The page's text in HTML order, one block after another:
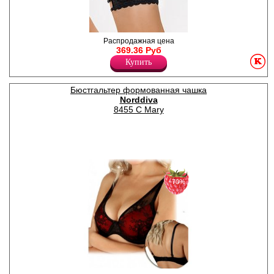
Бюстгальтер классической
формы из эластичной сетки,
мягкие чашки на косточках.
Кружевной пояс и стан на
три регулируемые бретели.
Dimanche lingerie – бренд с
мировым именем, который
занимает лидирующие
позиции среди бельевых
выполнена из эластичных
материалов – мягкой сетки и
изысканного кружева..
Можно подобрать комплект с
трусиками и поясом для
чулок из коллекции
Seduction: бразильяна 3991,
3993, стринги 3992, пояса
6991, 6992.
Нейлон 88%
Эластан 12%
Распродажная цена
369.36 Руб
Купить
Бюстгальтер формованная чашка
Norddiva
8455 C Mary
−70%